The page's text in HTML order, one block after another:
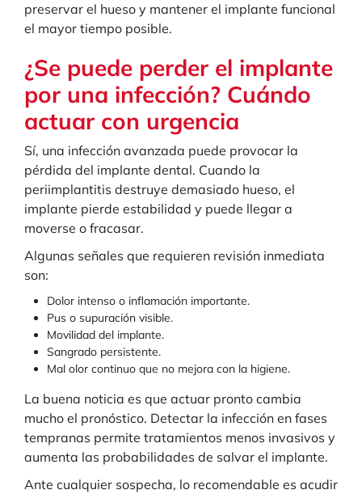
preservar el hueso y mantener el implante funcional
el mayor tiempo posible.
¿Se puede perder el implante
por una infección? Cuándo
actuar con urgencia
Sí, una infección avanzada puede provocar la
pérdida del implante dental. Cuando la
periimplantitis destruye demasiado hueso, el
implante pierde estabilidad y puede llegar a
moverse o fracasar.
Algunas señales que requieren revisión inmediata
son:
Dolor intenso o inflamación importante.
Pus o supuración visible.
Movilidad del implante.
Sangrado persistente.
Mal olor continuo que no mejora con la higiene.
La buena noticia es que actuar pronto cambia
mucho el pronóstico. Detectar la infección en fases
tempranas permite tratamientos menos invasivos y
aumenta las probabilidades de salvar el implante.
Ante cualquier sospecha, lo recomendable es acudir